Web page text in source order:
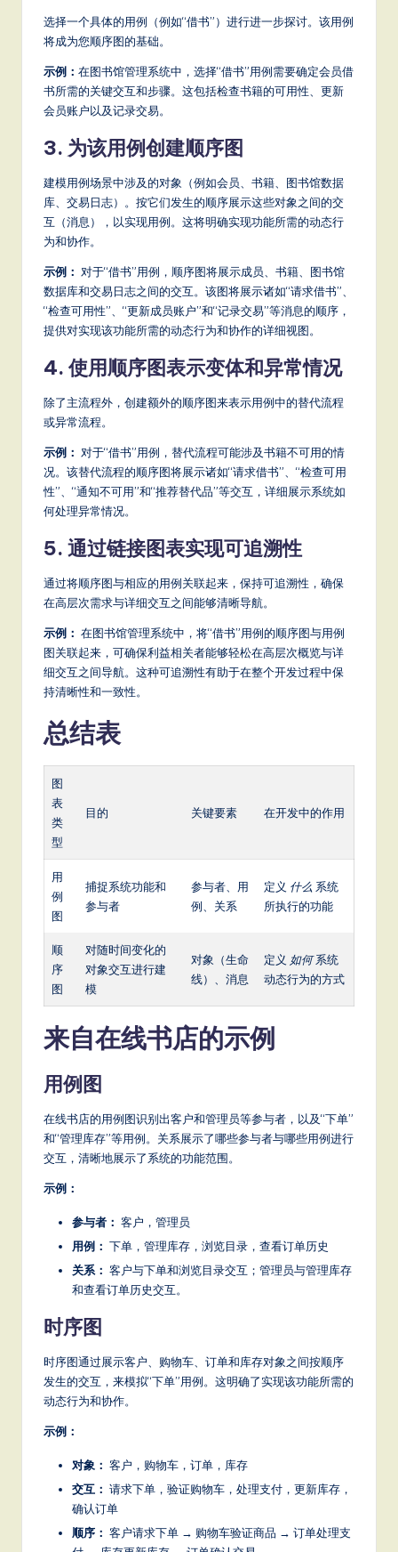
ft
w
d
D
ig
it
In
o
ti
o
选择一个具体的用例（例如“借书”）进行进一步探讨。该用例
将成为您顺序图的基础。
示例： 在图书馆管理系统中，选择“借书”用例需要确定会员借
书所需的关键交互和步骤。这包括检查书籍的可用性、更新
会员账户以及记录交易。
3. 为该用例创建顺序图
建模用例场景中涉及的对象（例如会员、书籍、图书馆数据
库、交易日志）。按它们发生的顺序展示这些对象之间的交
互（消息），以实现用例。这将明确实现功能所需的动态行
为和协作。
示例： 对于“借书”用例，顺序图将展示成员、书籍、图书馆
数据库和交易日志之间的交互。该图将展示诸如“请求借书”、
“检查可用性”、“更新成员账户”和“记录交易”等消息的顺序，
提供对实现该功能所需的动态行为和协作的详细视图。
4. 使用顺序图表示变体和异常情况
除了主流程外，创建额外的顺序图来表示用例中的替代流程
或异常流程。
示例： 对于“借书”用例，替代流程可能涉及书籍不可用的情
况。该替代流程的顺序图将展示诸如“请求借书”、“检查可用
性”、“通知不可用”和“推荐替代品”等交互，详细展示系统如
何处理异常情况。
5. 通过链接图表实现可追溯性
通过将顺序图与相应的用例关联起来，保持可追溯性，确保
在高层次需求与详细交互之间能够清晰导航。
示例： 在图书馆管理系统中，将“借书”用例的顺序图与用例
图关联起来，可确保利益相关者能够轻松在高层次概览与详
细交互之间导航。这种可追溯性有助于在整个开发过程中保
持清晰性和一致性。
总结表
图
表
类
型
目的 关键要素 在开发中的作用
用
例
图
捕捉系统功能和
参与者
参与者、用
例、关系
定义 什么 系统
所执行的功能
顺
序
图
对随时间变化的
对象交互进行建
模
对象（生命
线）、消息
定义 如何系统
动态行为的方式
来自在线书店的示例
用例图
在线书店的用例图识别出客户和管理员等参与者，以及“下单”
和“管理库存”等用例。关系展示了哪些参与者与哪些用例进行
交互，清晰地展示了系统的功能范围。
示例：
参与者： 客户，管理员
用例： 下单，管理库存，浏览目录，查看订单历史
关系： 客户与下单和浏览目录交互；管理员与管理库存
和查看订单历史交互。
时序图
时序图通过展示客户、购物车、订单和库存对象之间按顺序
发生的交互，来模拟“下单”用例。这明确了实现该功能所需的
动态行为和协作。
示例：
对象： 客户，购物车，订单，库存
交互： 请求下单，验证购物车，处理支付，更新库存，
确认订单
顺序： 客户请求下单 → 购物车验证商品 → 订单处理支